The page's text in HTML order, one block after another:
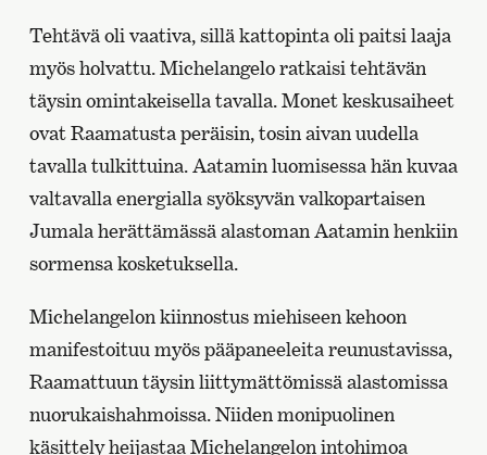
Tehtävä oli vaativa, sillä kattopinta oli paitsi laaja
myös holvattu. Michelangelo ratkaisi tehtävän
täysin omintakeisella tavalla. Monet keskusaiheet
ovat Raamatusta peräisin, tosin aivan uudella
tavalla tulkittuina. Aatamin luomisessa hän kuvaa
valtavalla energialla syöksyvän valkopartaisen
Jumala herättämässä alastoman Aatamin henkiin
sormensa kosketuksella.
Michelangelon kiinnostus miehiseen kehoon
manifestoituu myös pääpaneeleita reunustavissa,
Raamattuun täysin liittymättömissä alastomissa
nuorukaishahmoissa. Niiden monipuolinen
käsittely heijastaa Michelangelon intohimoa